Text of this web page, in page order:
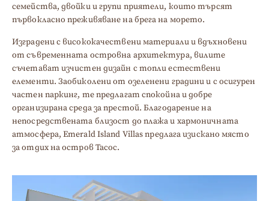
семейства, двойки и групи приятели, които търсят
първокласно преживяване на брега на морето.
Изградени с висококачествени материали и вдъхновени
от съвременната островна архитектура, вилите
съчетават изчистен дизайн с топли естествени
елементи. Заобиколени от озеленени градини и с осигурен
частен паркинг, те предлагат спокойна и добре
организирана среда за престой. Благодарение на
непосредствената близост до плажа и хармоничната
атмосфера, Emerald Island Villas предлага изискано място
за отдих на остров Тасос.